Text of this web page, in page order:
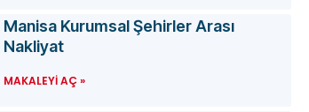
Manisa Kurumsal Şehirler Arası
Nakliyat
MAKALEYI AÇ »